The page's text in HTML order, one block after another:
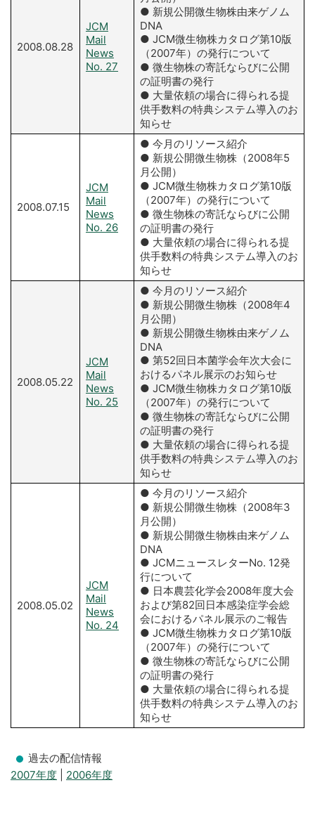
2008.08.28
JCM
Mail
News
No. 27
● 新規公開微生物株由来ゲノム
DNA
● JCM微生物株カタログ第10版
（2007年）の発行について
● 微生物株の寄託ならびに公開
の証明書の発行
● 大量依頼の場合に得られる提
供手数料の特典システム導入のお
知らせ
2008.07.15
JCM
Mail
News
No. 26
● 今月のリソース紹介
● 新規公開微生物株（2008年5
月公開）
● JCM微生物株カタログ第10版
（2007年）の発行について
● 微生物株の寄託ならびに公開
の証明書の発行
● 大量依頼の場合に得られる提
供手数料の特典システム導入のお
知らせ
2008.05.22
JCM
Mail
News
No. 25
● 今月のリソース紹介
● 新規公開微生物株（2008年4
月公開）
● 新規公開微生物株由来ゲノム
DNA
● 第52回日本菌学会年次大会に
おけるパネル展示のお知らせ
● JCM微生物株カタログ第10版
（2007年）の発行について
● 微生物株の寄託ならびに公開
の証明書の発行
● 大量依頼の場合に得られる提
供手数料の特典システム導入のお
知らせ
2008.05.02
JCM
Mail
News
No. 24
● 今月のリソース紹介
● 新規公開微生物株（2008年3
月公開）
● 新規公開微生物株由来ゲノム
DNA
● JCMニュースレターNo. 12発
行について
● 日本農芸化学会2008年度大会
および第82回日本感染症学会総
会におけるパネル展示のご報告
● JCM微生物株カタログ第10版
（2007年）の発行について
● 微生物株の寄託ならびに公開
の証明書の発行
● 大量依頼の場合に得られる提
供手数料の特典システム導入のお
知らせ
過去の配信情報
2007年度
2006年度